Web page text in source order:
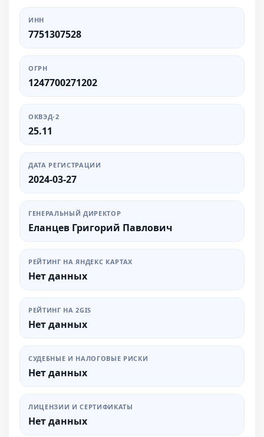
ИНН
7751307528
ОГРН
1247700271202
ОКВЭД-2
25.11
ДАТА РЕГИСТРАЦИИ
2024-03-27
ГЕНЕРАЛЬНЫЙ ДИРЕКТОР
Еланцев Григорий Павлович
РЕЙТИНГ НА ЯНДЕКС КАРТАХ
Нет данных
РЕЙТИНГ НА 2GIS
Нет данных
СУДЕБНЫЕ И НАЛОГОВЫЕ РИСКИ
Нет данных
ЛИЦЕНЗИИ И СЕРТИФИКАТЫ
Нет данных